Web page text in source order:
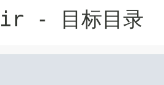
- 目标目录